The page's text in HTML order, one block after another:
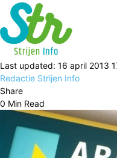
Last updated: 16 april 2013
Redactie Strijen Info
Share
0 Min Read